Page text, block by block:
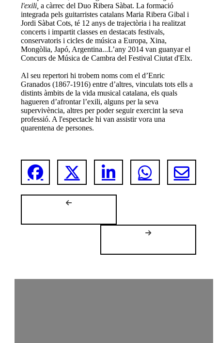
l'exili,a càrrec del Duo Ribera Sàbat. La formació
integrada pels guitarristes catalans Maria Ribera Gibal i
Jordi Sàbat Cots, té 12 anys de trajectòria i ha realitzat
concerts i impartit classes en destacats festivals,
conservatoris i cicles de música a Europa, Xina,
Mongòlia, Japó, Argentina...L’any 2014 van guanyar el
Concurs de Música de Cambra del Festival Ciutat d'Elx.
Al seu repertori hi trobem noms com el d’Enric
Granados (1867-1916) entre d’altres, vinculats tots ells a
distints àmbits de la vida musical catalana, els quals
hagueren d’afrontar l’exili, alguns per la seva
supervivència, altres per poder seguir exercint la seva
professió. A l'espectacle hi van assistir vora una
quarentena de persones.